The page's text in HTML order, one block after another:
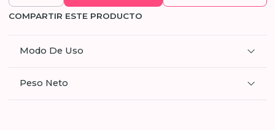
COMPARTIR ESTE PRODUCTO
Modo De Uso
Peso Neto